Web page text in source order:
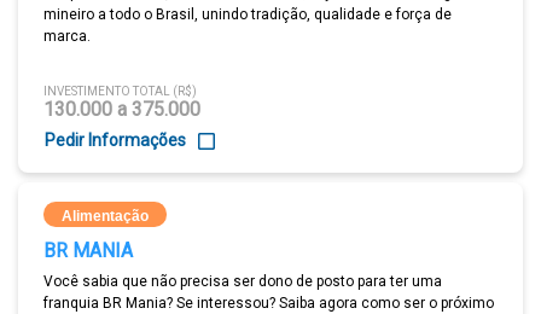
mineiro a todo o Brasil, unindo tradição, qualidade e força de
marca.
INVESTIMENTO TOTAL (R$)
130.000 a 375.000
Pedir Informações
Alimentação
BR MANIA
Você sabia que não precisa ser dono de posto para ter uma
franquia BR Mania? Se interessou? Saiba agora como ser o próximo